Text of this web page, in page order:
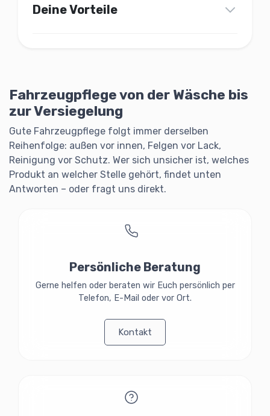
qualitativ hochwertige Fahrzeugpflege
wirklich funktionieren!
WASCHHELDEN habe ich gegründet, weil ich
die Faszination Autopflege und den Spaß
daran mit anderen teilen möchte.
Deine Vorteile
💳 Kauf auf Rechnung
Zahle bequem und sicher auf Rechnung mit
Klarna oder Paypal
✨ Sauberer Kundenservice
Noch fragen? Egal ob zu Produkten oder deiner
Fahrzeugpflege von der Wäsche bis
zur Versiegelung
Gute Fahrzeugpflege folgt immer derselben
Reihenfolge: außen vor innen, Felgen vor Lack,
Reinigung vor Schutz. Wer sich unsicher ist, welches
Produkt an welcher Stelle gehört, findet unten
Antworten – oder fragt uns direkt.
Persönliche Beratung
Gerne helfen oder beraten wir Euch persönlich per
Telefon, E-Mail oder vor Ort.
Kontakt